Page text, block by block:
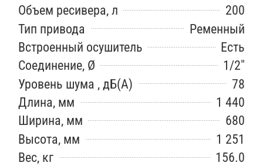
Объем ресивера, л
200
Тип привода
Ременный
Встроенный осушитель
Есть
Соединение, Ø
1/2″
Уровень шума , дБ(А)
78
Длина, мм
1 440
Ширина, мм
680
Высота, мм
1 251
Вес, кг
156.0